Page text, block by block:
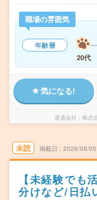
職場の雰囲気
年齢層
20代
気になる!
派遣会社 株式
未読 掲載日 2026/08/05
【未経験でも
分けなど/日払